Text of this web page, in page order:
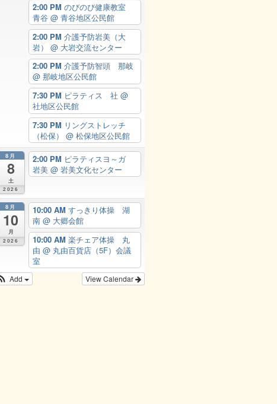
2:00 PM のびのび健康教室
青谷 @ 青谷地区公民館
2:00 PM 介護予防岩美（大
岩） @ 大岩交流センター
2:00 PM 介護予防智頭 那岐
@ 那岐地区公民館
7:30 PM ピラティス 社 @
社地区公民館
7:30 PM リングストレッチ
（松保） @ 松保地区公民館
8月
8
土
2026
2:00 PM ピラティスヨ～ガ
岩美 @ 岩美文化センター
8月
10
月
2026
10:00 AM すっきり体操 湖
南 @ 大郷会館
10:00 AM 楽チェア体操 丸
由 @ 丸由百貨店（5F）会議
室
View Calendar
Add